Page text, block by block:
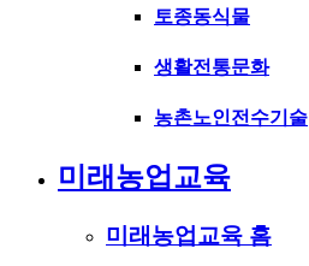
토종동식물
생활전통문화
농촌노인전수기술
미래농업교육
미래농업교육 홈